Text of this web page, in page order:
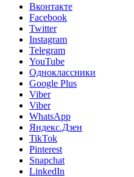
Вконтакте
Facebook
Twitter
Instagram
Telegram
YouTube
Одноклассники
Google Plus
Viber
Viber
WhatsApp
Яндекс.Дзен
TikTok
Pinterest
Snapchat
LinkedIn